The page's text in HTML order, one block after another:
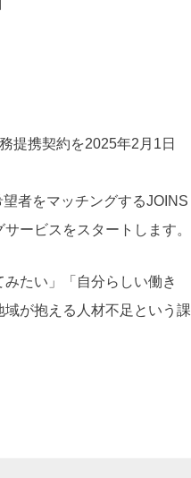
提携契約を2025年2月1日
者をマッチングするJOINS
ービスをスタートします。
たい」「自分らしい働き
が抱える人材不足という課